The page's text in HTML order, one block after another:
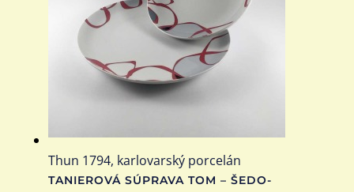
Thun 1794, karlovarský porcelán
TANIEROVÁ SÚPRAVA TOM – ŠEDO-